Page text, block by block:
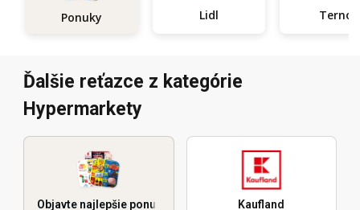
Ponuky Lidl Terno
Ďalšie reťazce z kategórie
Hypermarkety
Objavte najlepšie ponuky Kaufland